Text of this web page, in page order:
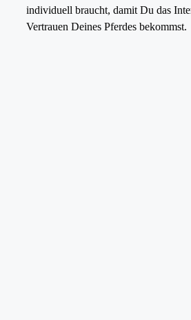
individuell braucht, damit Du das
Vertrauen Deines Pferdes bekommst.